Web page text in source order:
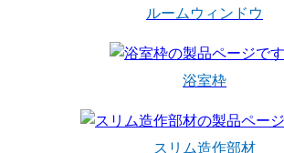
ルームウィンドウ
浴室枠
スリム造作部材